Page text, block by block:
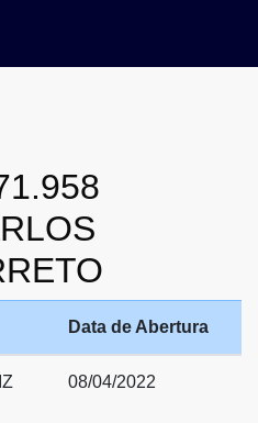
Data de Abertura
08/04/2022